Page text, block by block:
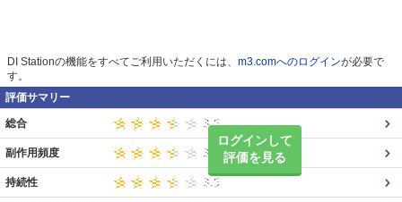
DI Stationの機能をすべてご利用いただくには、 m3.comへのログインが必要で
す。
評価サマリー
ログインして
評価を見る
総合
副作用頻度
持続性